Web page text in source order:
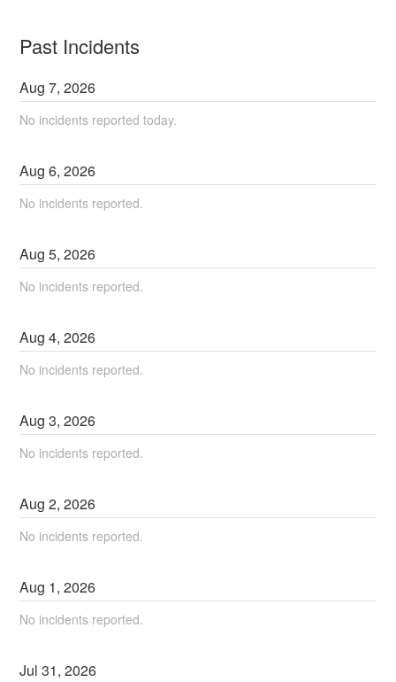
Past Incidents
Aug7,2026
No incidents reported today.
Aug6,2026
No incidents reported.
Aug5,2026
No incidents reported.
Aug4,2026
No incidents reported.
Aug3,2026
No incidents reported.
Aug2,2026
No incidents reported.
Aug 1,2026
No incidents reported.
Jul31,2026